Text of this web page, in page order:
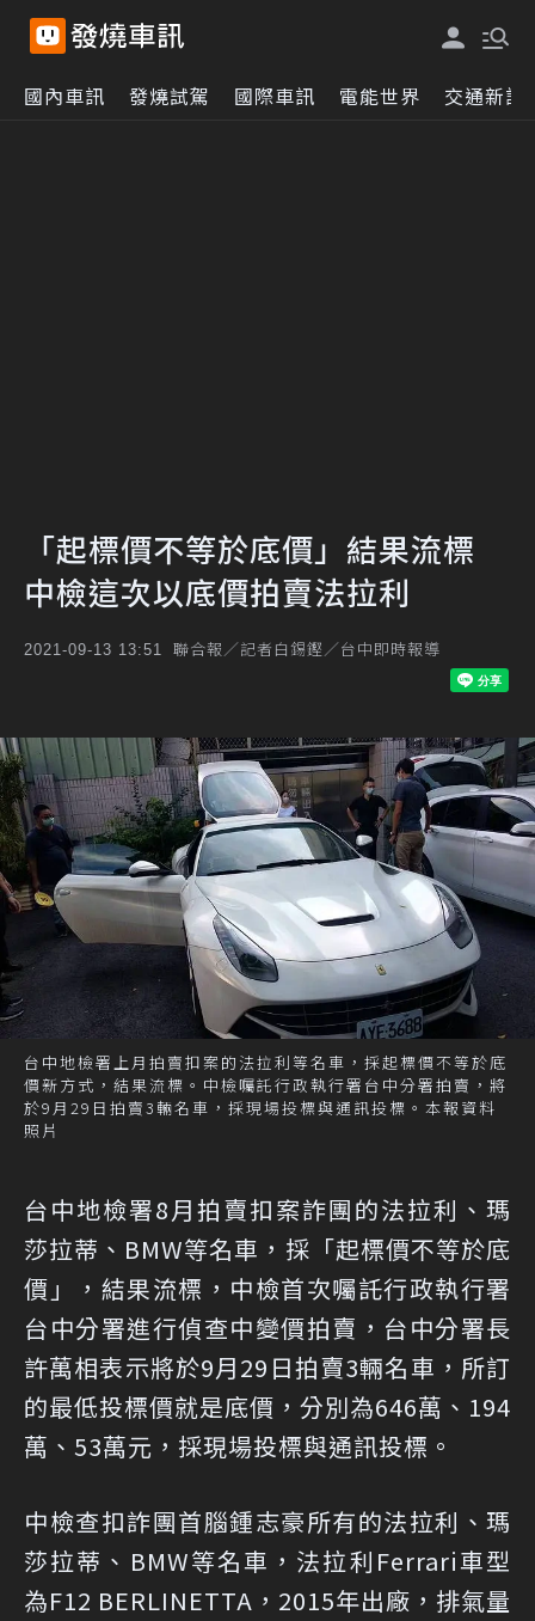
國內車訊 發燒試駕 國際車訊 電能世界 交通新訊
「起標價不等於底價」結果流標
中檢這次以底價拍賣法拉利
2021-09-13 13:51 聯合報／記者白錫鏗／台中即時報導
台中地檢署上月拍賣扣案的法拉利等名車，採起標價不等於底
價新方式，結果流標。中檢囑託行政執行署台中分署拍賣，將
於9月29日拍賣3輛名車，採現場投標與通訊投標。本報資料
照片
台中地檢署8月拍賣扣案詐團的法拉利、瑪
莎拉蒂、BMW等名車，採「起標價不等於底
價」，結果流標，中檢首次囑託行政執行署
台中分署進行偵查中變價拍賣，台中分署長
許萬相表示將於9月29日拍賣3輛名車，所訂
的最低投標價就是底價，分別為646萬、194
萬、53萬元，採現場投標與通訊投標。
中檢查扣詐團首腦鍾志豪所有的法拉利、瑪
莎拉蒂、BMW等名車，法拉利Ferrari車型
為F12 BERLINETTA，2015年出廠，排氣量